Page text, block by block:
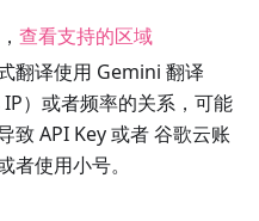
查看支持的区域
翻译使用 Gemini 翻译
）或者频率的关系，可能
致 API Key 或者 谷歌云账
者使用小号。